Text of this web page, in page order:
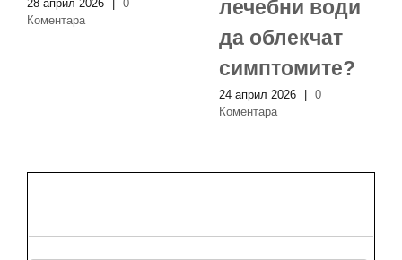
28 април 2026
0
Коментара
лечебни води
да облекчат
симптомите?
24 април 2026
0
Коментара